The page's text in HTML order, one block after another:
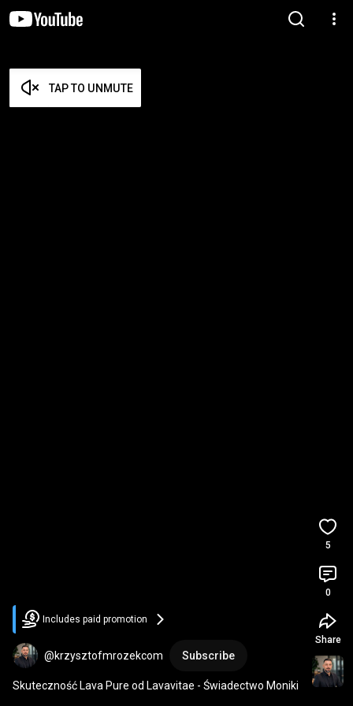
TAP TO UNMUTE
Includes paid promotion
@krzysztofmrozekcom Subscribe
Skuteczność Lava Pure od Lavavitae - Świadectwo Moniki
5
0
Share